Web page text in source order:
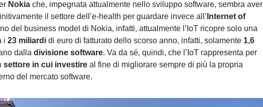
Nokia che, impegnata attualmente nello sviluppo software, sembra aver
il settore dell’e-health per guardare invece all’ Internet of
del business model di Nokia, infatti, attualmente l’IoT ricopre solo una
i 23 miliardi di euro di fatturato dello scorso anno, infatti, solamente 1,6
dalla divisione software. Va da sé, quindi, che l’IoT rappresenta per
settore in cui investire al fine di migliorare sempre di più la propria
del mercato software.